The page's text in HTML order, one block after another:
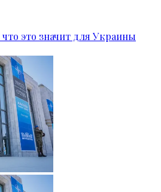
это значит для Украины